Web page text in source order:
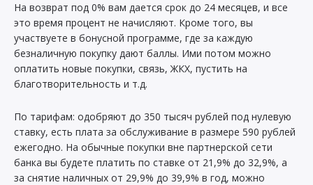
На возврат под 0% вам дается срок до 24 месяцев, и все
это время процент не начисляют. Кроме того, вы
участвуете в бонусной программе, где за каждую
безналичную покупку дают баллы. Ими потом можно
оплатить новые покупки, связь, ЖКХ, пустить на
благотворительность и т.д.
По тарифам: одобряют до 350 тысяч рублей под нулевую
ставку, есть плата за обслуживание в размере 590 рублей
ежегодно. На обычные покупки вне партнерской сети
банка вы будете платить по ставке от 21,9% до 32,9%, а
за снятие наличных от 29,9% до 39,9% в год, можно